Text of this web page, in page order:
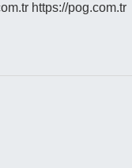
https://pog.com.tr